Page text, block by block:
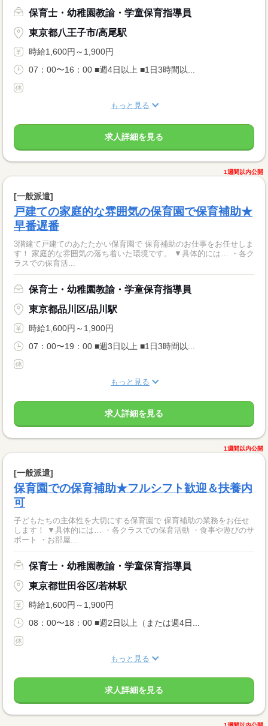
保育士・幼稚園教諭・学童保育指導員
東京都八王子市/高尾駅
時給1,600円～1,900円
07：00〜16：00 ■週4日以上 ■1日3時間以...
もっと見る
求人詳細を見る
1週間以内公開
[一般派遣]
戸建ての家庭的な雰囲気の保育園で保育補助★
早番遅番
3階建て戸建てのあたたかい保育園で 保育補助のお仕事をお任せしま
す！ 家庭的な雰囲気の落ち着いた環境です。 ▼具体的には… ・各ク
ラスでの保育活...
保育士・幼稚園教諭・学童保育指導員
東京都品川区/品川駅
時給1,600円～1,900円
07：00〜19：00 ■週3日以上 ■1日3時間以...
もっと見る
求人詳細を見る
1週間以内公開
[一般派遣]
保育園での保育補助★フルシフト歓迎＆扶養内
可
子どもたちの主体性を大切にする保育園で 保育補助の業務をお任せ
します！ ▼具体的には… ・各クラスでの保育活動 ・食事や遊びのサ
ポート ・お部屋...
保育士・幼稚園教諭・学童保育指導員
東京都世田谷区/若林駅
時給1,600円～1,900円
08：00〜18：00 ■週2日以上（または週4日...
もっと見る
求人詳細を見る